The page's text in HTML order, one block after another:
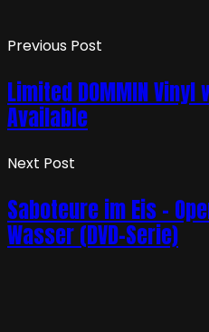
Previous Post
Limited DOMMIN
Available
Next Post
Saboteure im Eis –
Wasser (DVD-Serie)